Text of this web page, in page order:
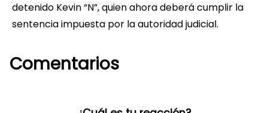
detenido Kevin “N”, quien ahora deberá cumplir la
sentencia impuesta por la autoridad judicial.
Comentarios